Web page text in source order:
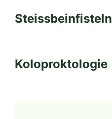
Steissbeinfisteln
Koloproktologie